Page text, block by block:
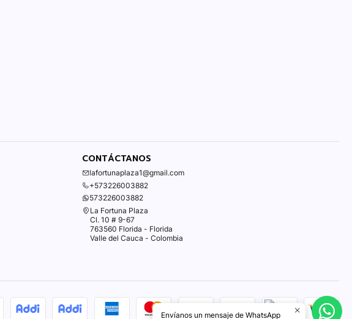
CONTÁCTANOS
lafortunaplaza1@gmail.com
+573226003882
573226003882
La Fortuna Plaza
Cl. 10 # 9-67
763560 Florida - Florida
Valle del Cauca - Colombia
Envíanos un mensaje de WhatsApp